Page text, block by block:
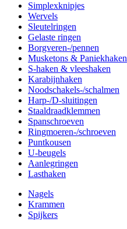
Simplexknipjes
Wervels
Sleutelringen
Gelaste ringen
Borgveren-/pennen
Musketons & Paniekhaken
S-haken & vleeshaken
Karabijnhaken
Noodschakels-/schalmen
Harp-/D-sluitingen
Staaldraadklemmen
Spanschroeven
Ringmoeren-/schroeven
Puntkousen
U-beugels
Aanlegringen
Lasthaken
Nagels
Krammen
Spijkers